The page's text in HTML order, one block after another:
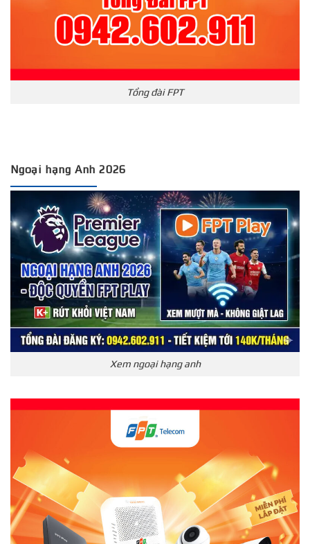
Tổng đài FPT
Ngoại hạng Anh 2026
Xem ngoại hạng anh